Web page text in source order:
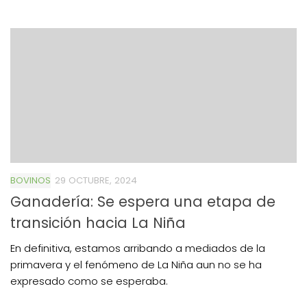
BOVINOS 29 OCTUBRE, 2024
Ganadería: Se espera una etapa de
transición hacia La Niña
En definitiva, estamos arribando a mediados de la
primavera y el fenómeno de La Niña aun no se ha
expresado como se esperaba.